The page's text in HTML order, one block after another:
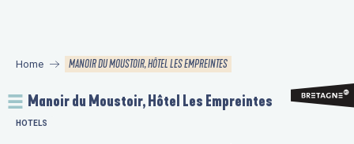
principal
Home MANOIR DU MOUSTOIR, HÔTEL LES EMPREINTES
Manoir du Moustoir, Hôtel Les Empreintes
HOTELS